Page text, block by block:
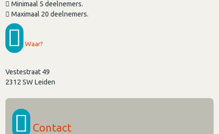
Minimaal 5 deelnemers.
Maximaal 20 deelnemers.
Waar?
Vestestraat 49
2312 SW Leiden
Contact